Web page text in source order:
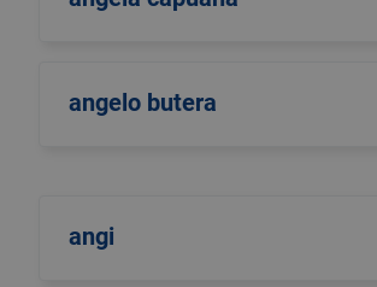
angelo butera
angi